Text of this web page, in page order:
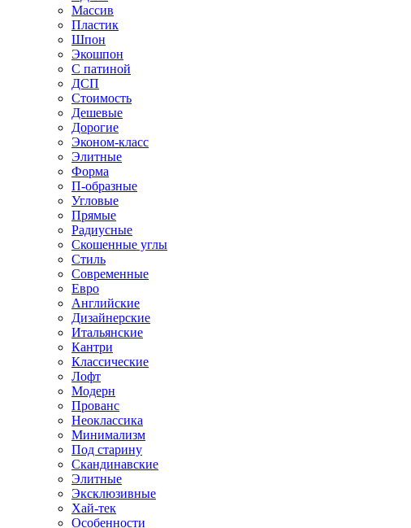
Массив
Пластик
Шпон
Экошпон
С патиной
ДСП
Стоимость
Дешевые
Дорогие
Эконом-класс
Элитные
Форма
П-образные
Угловые
Прямые
Радиусные
Скошенные углы
Стиль
Современные
Евро
Английские
Дизайнерские
Итальянские
Кантри
Классические
Лофт
Модерн
Прованс
Неоклассика
Минимализм
Под старину
Скандинавские
Элитные
Эксклюзивные
Хай-тек
Особенности